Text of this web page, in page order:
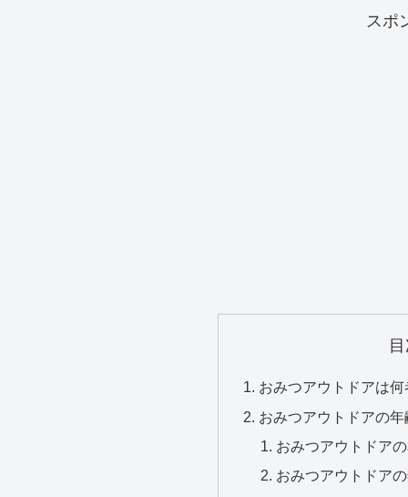
スポ
おみつアウトドアは何
おみつアウトドアの
おみつアウトドア
おみつアウトドア